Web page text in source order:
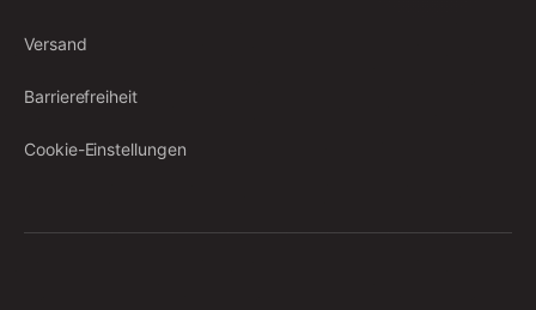
Versand
Barrierefreiheit
Cookie-Einstellungen